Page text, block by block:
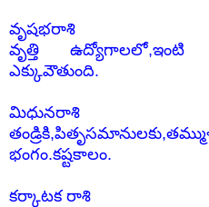
వృషభరాశి
వృత్తి
ఎక్కువౌతుంది.
మిధునరాశి
భంగం.కష్టకాలం.
కర్కాటక రాశి